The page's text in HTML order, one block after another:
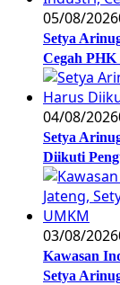
05/08/2026
Setya
Cegah PHK
04/08/2026
Setya
Diikuti
03/08/2026
Kawasan
Setya